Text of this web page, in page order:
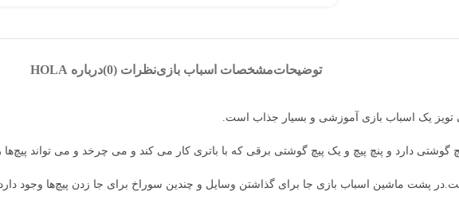
توضیحاتمشخصات اسباب بازینظرات (0) درباره HOLA
تویز یک اسباب بازی آموزشی و بسیار جذاب است.
گوشتی دارد و پنچ پیچ و یک پیچ گوشتی برقی که با باتری کار می کند و می چرخد و می تواند پیچ‌ها
پشت ماشین اسباب بازی جا برای گذاشتن وسایل و چندین سوراخ برای جا زدن پیچ‌ها وجود دارد